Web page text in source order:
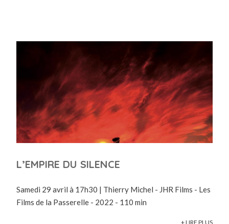
L’EMPIRE DU SILENCE
Samedi 29 avril à 17h30 | Thierry Michel - JHR Films - Les
Films de la Passerelle - 2022 - 110 min
+ LIRE PLUS